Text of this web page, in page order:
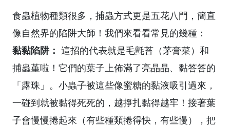
食蟲植物種類很多，捕蟲方式更是五花八門，簡直
像自然界的陷阱大師！我們來看看常見的幾種：
黏黏陷阱： 這招的代表就是毛氈苔（茅膏菜）和
捕蟲堇啦！它們的葉子上佈滿了亮晶晶、黏答答的
「露珠」。小蟲子被這些像蜜糖的黏液吸引過來，
一碰到就被黏得死死的，越掙扎黏得越牢！接著葉
子會慢慢捲起來（有些種類捲得快，有些慢），把